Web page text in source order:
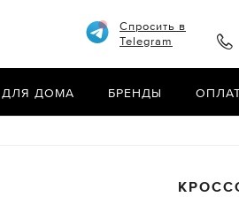
Спросить в
Telegram
ДЛЯ ДОМА БРЕНДЫ